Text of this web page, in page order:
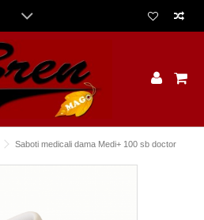
Saboti medicali dama Medi+ 100 sb doctor